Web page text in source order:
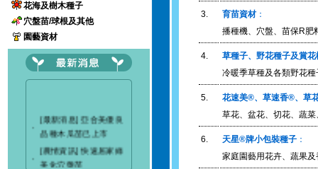
花海及樹木種子
穴盤苗/球根及其他
園藝資材
‧
[最新消息] 亞合美優良
品種木瓜苗已上市
‧
[農情資訊] 快速居家綠
美化穴盤苗
3. 育苗資材：
播種機、穴盤、苗保R肥
4.
草種子、野花種子及賞
冷暖季草種及各類野花
5.
花速美®、草速香®、草
草花、盆花、切花、蔬
6. 天星®牌小包裝種子 ：
家庭園藝用花卉、蔬果